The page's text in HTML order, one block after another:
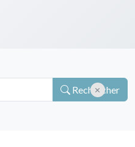
Rechercher